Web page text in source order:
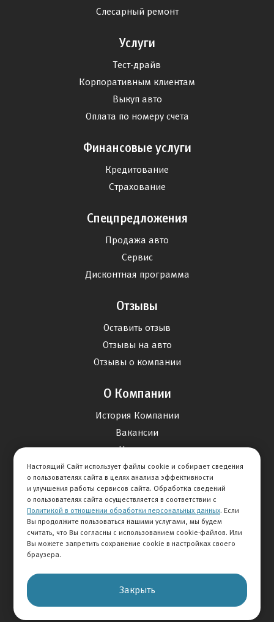
© 2026 АВТОМИР
Слесарный ремонт
Услуги
Тест-драйв
Корпоративным клиентам
Выкуп авто
Оплата по номеру счета
Финансовые услуги
Кредитование
Страхование
Спецпредложения
Продажа авто
Сервис
Дисконтная программа
Отзывы
Оставить отзыв
Отзывы на авто
Отзывы о компании
О Компании
История Компании
Вакансии
Новости
Карта сайта
Контакты
+7 495 292-60-60
Настоящий Сайт использует файлы cookie и собирает сведения
о пользователях сайта в целях анализа эффективности
и улучшения работы сервисов сайта. Обработка сведений
о пользователях сайта осуществляется в соответствии с
Политикой в отношении обработки персональных данных. Если
Вы продолжите пользоваться нашими услугами, мы будем
считать, что Вы согласны с использованием cookie-файлов. Или
Вы можете запретить сохранение cookie в настройках своего
браузера.
Закрыть